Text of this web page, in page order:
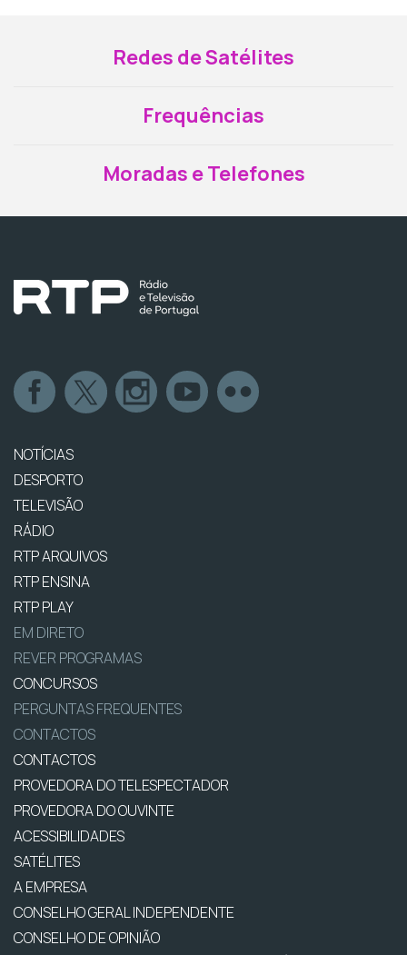
Redes de Satélites
Frequências
Moradas e Telefones
NOTÍCIAS
DESPORTO
TELEVISÃO
RÁDIO
RTP ARQUIVOS
RTP ENSINA
RTP PLAY
EM DIRETO
REVER PROGRAMAS
CONCURSOS
PERGUNTAS FREQUENTES
CONTACTOS
CONTACTOS
PROVEDORA DO TELESPECTADOR
PROVEDORA DO OUVINTE
ACESSIBILIDADES
SATÉLITES
A EMPRESA
CONSELHO GERAL INDEPENDENTE
CONSELHO DE OPINIÃO